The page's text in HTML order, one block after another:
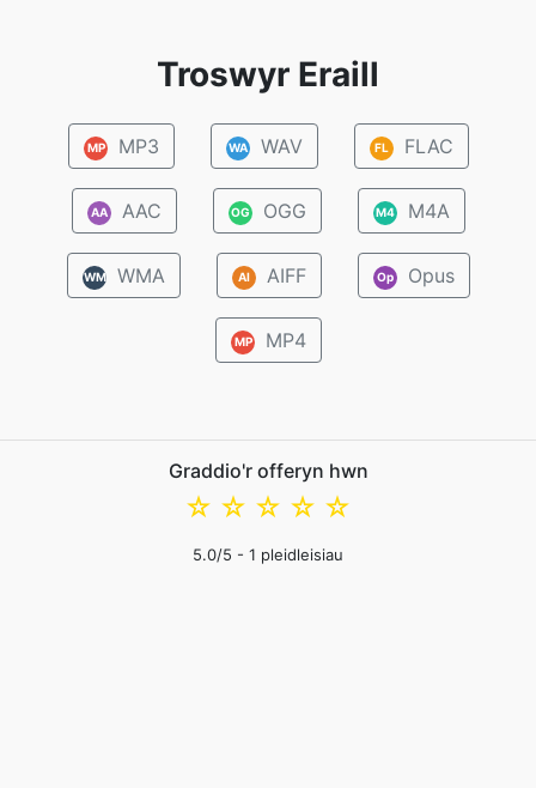
Troswyr Eraill
MP MP3 WA WAV FL FLAC
AA AAC OG OGG M4 M4A
WM WMA AI AIFF Op Opus
MP MP4
Graddio'r offeryn hwn
☆
☆
☆
☆
☆
5.0/5 - 1 pleidleisiau